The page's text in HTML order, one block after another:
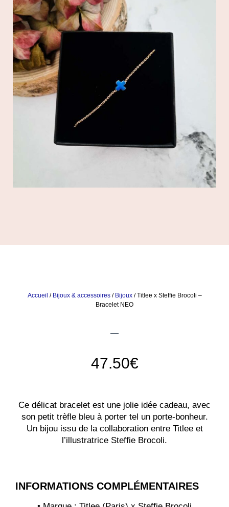
Accueil / Bijoux & accessoires/ Bijoux/ Titlee x Steffie Brocoli –
Bracelet NEO
47.50€
Ce délicat bracelet est une jolie idée cadeau, avec
son petit trèfle bleu à porter tel un porte-bonheur.
Un bijou issu de la collaboration entre Titlee et
l’illustratrice Steffie Brocoli.
INFORMATIONS COMPLÉMENTAIRES